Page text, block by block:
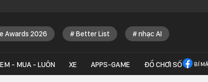
Awards 2026 Better List nhạc AI
- MUA - LUÔN XE APPS-GAME ĐỒ CHƠI SỐ BÍ